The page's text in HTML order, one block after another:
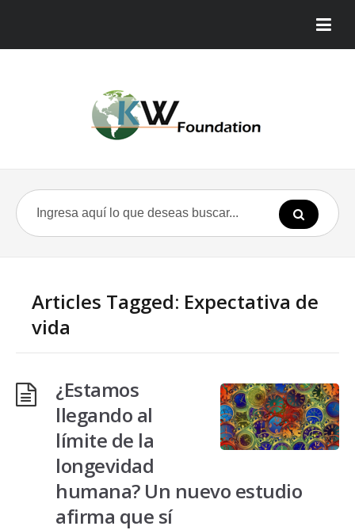
Articles Tagged: Expectativa de
vida
¿Estamos
llegando al
límite de la
longevidad
humana? Un nuevo estudio
afirma que sí